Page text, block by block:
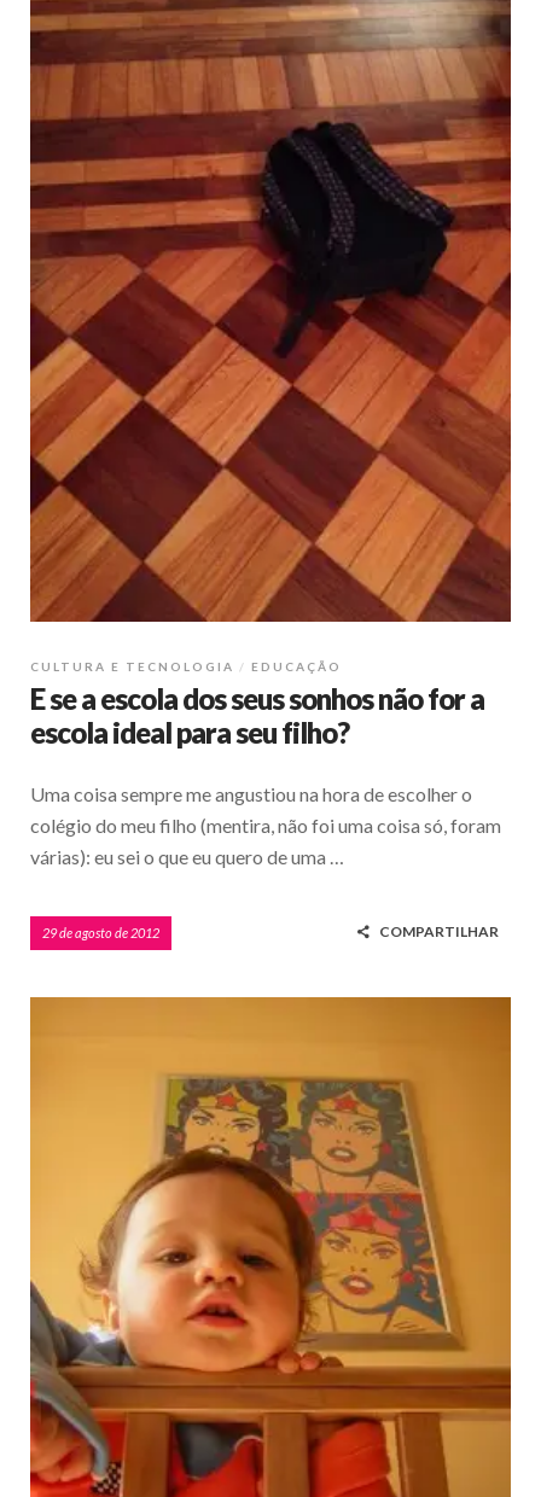
CULTURA E TECNOLOGIA EDUCAÇÃO
E se a escola dos seus sonhos não for a
escola ideal para seu filho?
Uma coisa sempre me angustiou na hora de escolher o
colégio do meu filho (mentira, não foi uma coisa só, foram
várias): eu sei o que eu quero de uma …
29 de agosto de 2012 COMPARTILHAR